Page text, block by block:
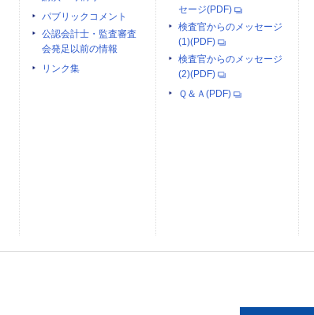
パブリックコメント
公認会計士・監査審査
会発足以前の情報
リンク集
セージ(PDF)
検査官からのメッセージ
(1)(PDF)
検査官からのメッセージ
(2)(PDF)
Ｑ＆Ａ(PDF)